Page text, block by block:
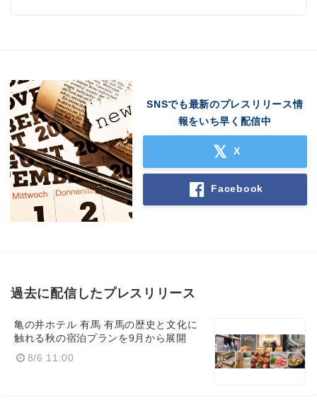
SNSでも最新のプレスリリース情
報をいち早く配信中
X
Facebook
過去に配信したプレスリリース
亀の井ホテル 有馬 有馬の歴史と文化に
触れる秋の宿泊プランを9月から展開
8/6 11:00
Japanese
English